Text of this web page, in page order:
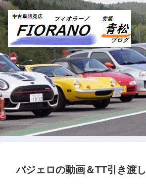
パジェロの動画＆TT引き渡し